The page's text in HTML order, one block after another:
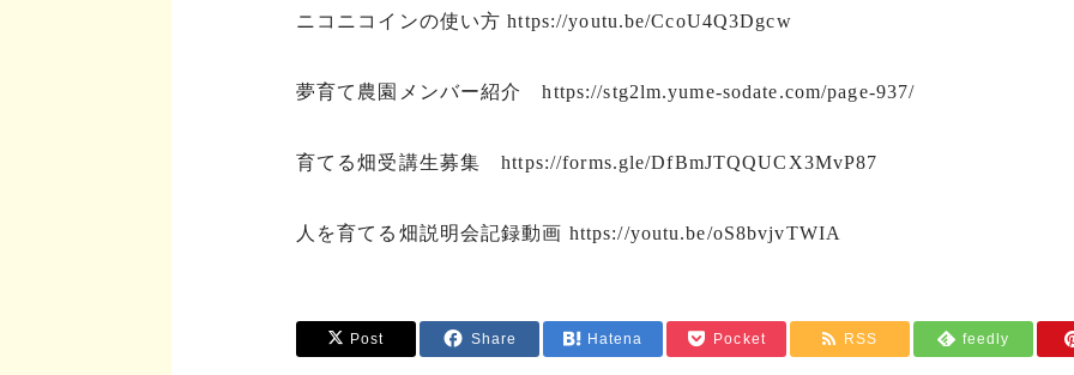
ニコニコインの使い方https://youtu.be/CcoU4Q3Dgcw
夢育て農園メンバー紹介https://stg2lm.yume-sodate.com/page-937/
育てる畑受講生募集https://forms.gle/DfBmJTQQUCX3MvP87
人を育てる畑説明会記録動画 https://youtu.be/oS8bvjvTWIA
Post Share Hatena Pocket RSS feedly